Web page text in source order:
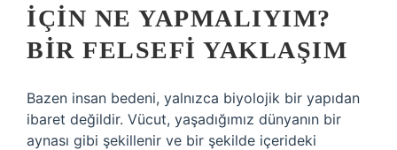
İÇIN NE YAPMALIYIM?
BIR FELSEFI YAKLAŞIM
Bazen insan bedeni, yalnızca biyolojik bir yapıdan
ibaret değildir. Vücut, yaşadığımız dünyanın bir
aynası gibi şekillenir ve bir şekilde içerideki